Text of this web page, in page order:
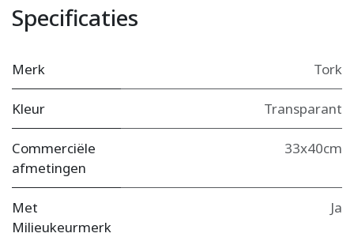
Specificaties
Merk Tork
Kleur Transparant
Commerciële
afmetingen
33x40cm
Met
Milieukeurmerk
Ja